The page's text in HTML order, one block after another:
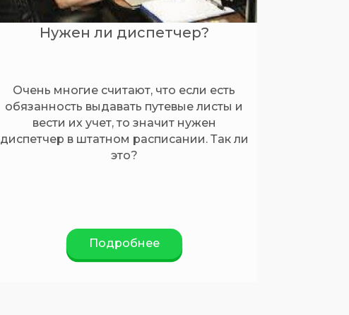
Нужен ли диспетчер?
Очень многие считают, что если есть
обязанность выдавать путевые листы и
вести их учет, то значит нужен
диспетчер в штатном расписании. Так ли
это?
Подробнее